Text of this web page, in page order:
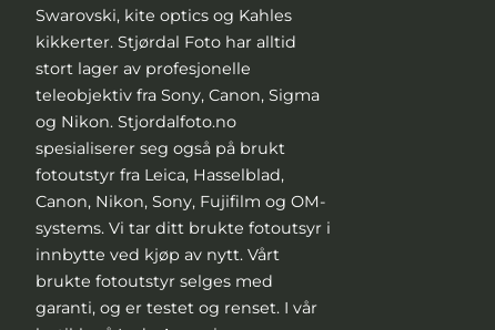
Swarovski, kite optics og Kahles
kikkerter. Stjørdal Foto har alltid
stort lager av profesjonelle
teleobjektiv fra Sony, Canon, Sigma
og Nikon. Stjordalfoto.no
spesialiserer seg også på brukt
fotoutstyr fra Leica, Hasselblad,
Canon, Nikon, Sony, Fujifilm og OM-
systems. Vi tar ditt brukte fotoutsyr i
innbytte ved kjøp av nytt. Vårt
brukte fotoutstyr selges med
garanti, og er testet og renset. I vår